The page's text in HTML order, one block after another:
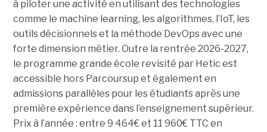
à piloter une activité en utilisant des technologies
comme le machine learning, les algorithmes, l’IoT, les
outils décisionnels et la méthode DevOps avec une
forte dimension métier. Outre la rentrée 2026-2027,
le programme grande école revisité par Hetic est
accessible hors Parcoursup et également en
admissions parallèles pour les étudiants après une
première expérience dans l’enseignement supérieur.
Prix à l’année : entre 9 464€ et 11 960€ TTC en